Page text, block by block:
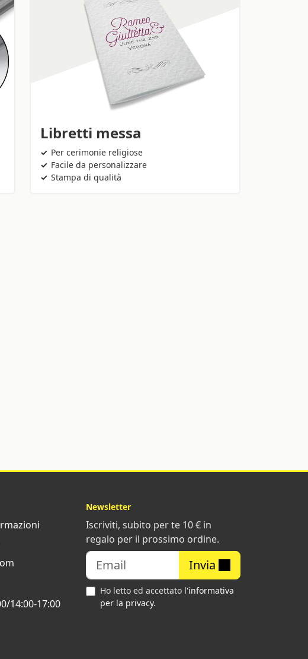
Libretti messa
Per cerimonie religiose
Facile da personalizzare
Stampa di qualità
14:00-17:00
Newsletter
Iscriviti, subito per te 10 € in
regalo per il prossimo ordine.
Invia
Ho letto ed accettato l'informativa
per la privacy.